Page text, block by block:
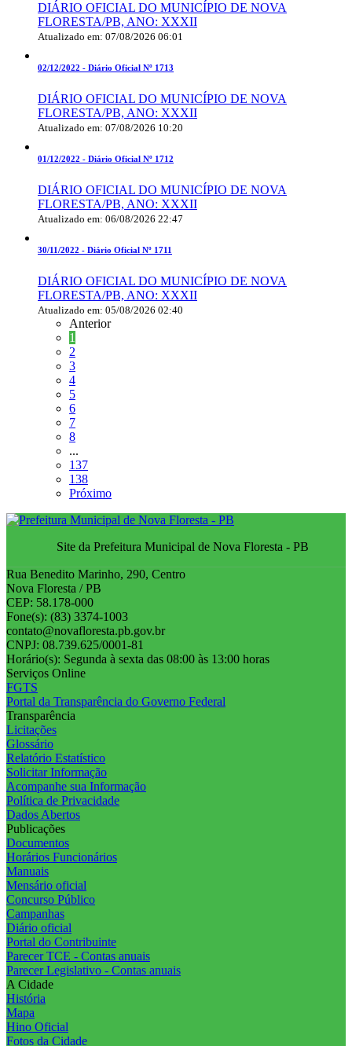
DIÁRIO OFICIAL DO MUNICÍPIO DE NOVA
FLORESTA/PB, ANO: XXXII
Atualizado em: 07/08/2026 06:01
02/12/2022 - Diário Oficial Nº 1713
DIÁRIO OFICIAL DO MUNICÍPIO DE NOVA
FLORESTA/PB, ANO: XXXII
Atualizado em: 07/08/2026 10:20
01/12/2022 - Diário Oficial Nº 1712
DIÁRIO OFICIAL DO MUNICÍPIO DE NOVA
FLORESTA/PB, ANO: XXXII
Atualizado em: 06/08/2026 22:47
30/11/2022 - Diário Oficial Nº 1711
DIÁRIO OFICIAL DO MUNICÍPIO DE NOVA
FLORESTA/PB, ANO: XXXII
Atualizado em: 05/08/2026 02:40
Anterior
1
2
3
4
5
6
7
8
...
137
138
Próximo
Site da Prefeitura Municipal de Nova Floresta - PB
Rua Benedito Marinho, 290, Centro
Nova Floresta / PB
CEP: 58.178-000
Fone(s): (83) 3374-1003
contato@novafloresta.pb.gov.br
CNPJ: 08.739.625/0001-81
Horário(s): Segunda à sexta das 08:00 às 13:00 horas
Serviços Online
FGTS
Portal da Transparência do Governo Federal
Transparência
Licitações
Glossário
Relatório Estatístico
Solicitar Informação
Acompanhe sua Informação
Política de Privacidade
Dados Abertos
Publicações
Documentos
Horários Funcionários
Manuais
Mensário oficial
Concurso Público
Campanhas
Diário oficial
Portal do Contribuinte
Parecer TCE - Contas anuais
Parecer Legislativo - Contas anuais
A Cidade
História
Mapa
Hino Oficial
Fotos da Cidade